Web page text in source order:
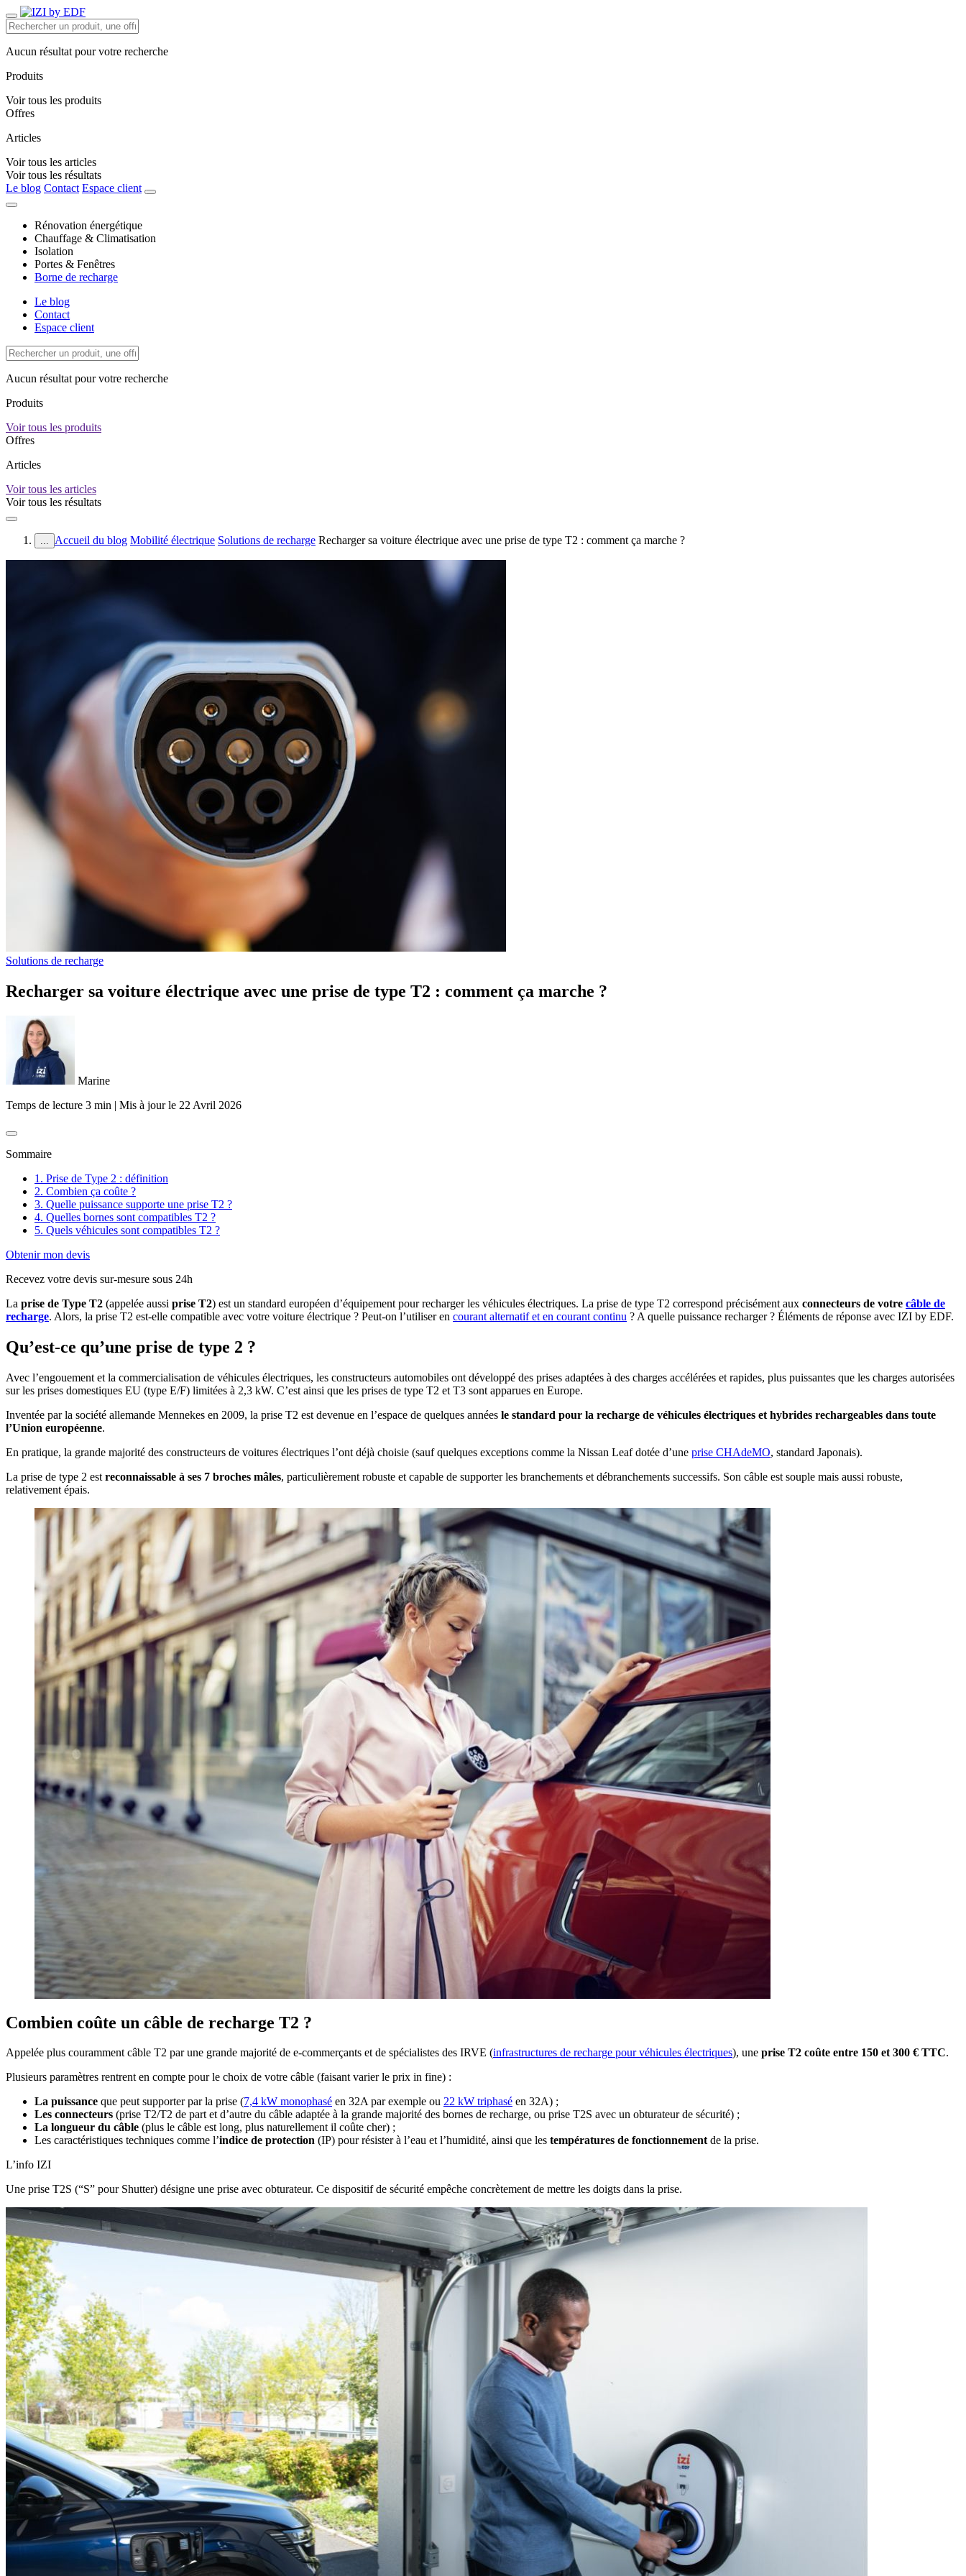
Aucun résultat pour votre recherche
Produits
Voir tous les produits
Offres
Articles
Voir tous les articles
Voir tous les résultats
Le blog Contact Espace client
Rénovation énergétique
Chauffage & Climatisation
Isolation
Portes & Fenêtres
Borne de recharge
Le blog
Contact
Espace client
Aucun résultat pour votre recherche
Produits
Voir tous les produits
Offres
Articles
Voir tous les articles
Voir tous les résultats
... Accueil du blog Mobilité électrique Solutions de recharge Recharger sa voiture électrique avec une prise de type T2 : comment ça marche ?
Solutions de recharge
Recharger sa voiture électrique avec une prise de type T2 : comment ça marche ?
Marine
Temps de lecture 3 min | Mis à jour le 22 Avril 2026
Sommaire
1. Prise de Type 2 : définition
2. Combien ça coûte ?
3. Quelle puissance supporte une prise T2 ?
4. Quelles bornes sont compatibles T2 ?
5. Quels véhicules sont compatibles T2 ?
Obtenir mon devis
Recevez votre devis sur-mesure sous 24h
La prise de Type T2 (appelée aussi prise T2) est un standard européen d’équipement pour recharger les véhicules électriques. La prise de type T2 correspond précisément aux connecteurs de votre câble de
recharge. Alors, la prise T2 est-elle compatible avec votre voiture électrique ? Peut-on l’utiliser en courant alternatif et en courant continu ? A quelle puissance recharger ? Éléments de réponse avec IZI by EDF.
Qu’est-ce qu’une prise de type 2 ?
Avec l’engouement et la commercialisation de véhicules électriques, les constructeurs automobiles ont développé des prises adaptées à des charges accélérées et rapides, plus puissantes que les charges autorisées
sur les prises domestiques EU (type E/F) limitées à 2,3 kW. C’est ainsi que les prises de type T2 et T3 sont apparues en Europe.
Inventée par la société allemande Mennekes en 2009, la prise T2 est devenue en l’espace de quelques années le standard pour la recharge de véhicules électriques et hybrides rechargeables dans toute
l’Union européenne.
En pratique, la grande majorité des constructeurs de voitures électriques l’ont déjà choisie (sauf quelques exceptions comme la Nissan Leaf dotée d’une prise CHAdeMO, standard Japonais).
La prise de type 2 est reconnaissable à ses 7 broches mâles, particulièrement robuste et capable de supporter les branchements et débranchements successifs. Son câble est souple mais aussi robuste,
relativement épais.
Combien coûte un câble de recharge T2 ?
Appelée plus couramment câble T2 par une grande majorité de e-commerçants et de spécialistes des IRVE (infrastructures de recharge pour véhicules électriques), une prise T2 coûte entre 150 et 300 € TTC.
Plusieurs paramètres rentrent en compte pour le choix de votre câble (faisant varier le prix in fine) :
La puissance que peut supporter par la prise (7,4 kW monophasé en 32A par exemple ou 22 kW triphasé en 32A) ;
Les connecteurs (prise T2/T2 de part et d’autre du câble adaptée à la grande majorité des bornes de recharge, ou prise T2S avec un obturateur de sécurité) ;
La longueur du câble (plus le câble est long, plus naturellement il coûte cher) ;
Les caractéristiques techniques comme l’indice de protection (IP) pour résister à l’eau et l’humidité, ainsi que les températures de fonctionnementde la prise.
L’info IZI
Une prise T2S (“S” pour Shutter) désigne une prise avec obturateur. Ce dispositif de sécurité empêche concrètement de mettre les doigts dans la prise.